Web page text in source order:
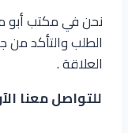
نحن في مكتب أبو
الطلب والتأكد من
العلاقة .
للتواصل معنا